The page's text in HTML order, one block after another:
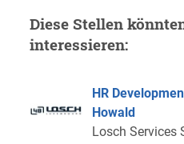
Diese Stellen
interessieren:
HR
Howald
Losch Services